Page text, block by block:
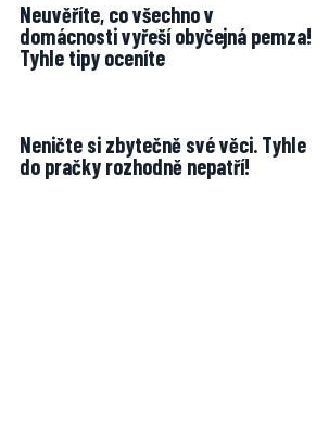
Neuvěříte, co všechno v
domácnosti vyřeší obyčejná pemza!
Tyhle tipy oceníte
Neničte si zbytečně své věci. Tyhle
do pračky rozhodně nepatří!